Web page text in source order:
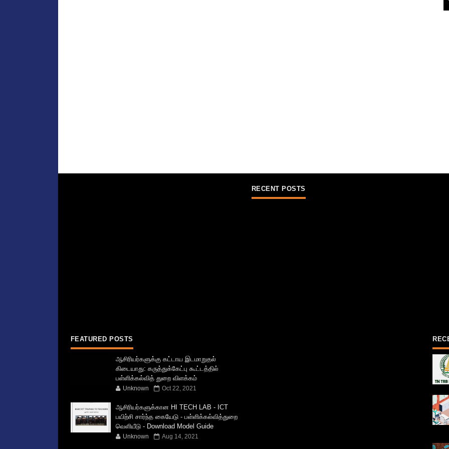
FEATURED POSTS
ஆசிரியர்களுக்கு கட்டாய இடமாறுதல்
கிடையாது: கருத்துக்கேட்பு கூட்டத்தில்
பள்ளிக்கல்வித் துறை விளக்கம்
Unknown Oct 22, 2021
ஆசிரியர்களுக்கான HI TECH LAB - ICT
பயிற்சி சார்ந்த கையேடு - பள்ளிக்கல்வித்துறை
வெளியீடு - Download Model Guide
Unknown Aug 14, 2021
RECENT POSTS